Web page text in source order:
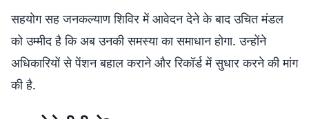
सहयोग सह जनकल्याण शिविर में आवेदन देने के बाद उचित मंडल
को उम्मीद है कि अब उनकी समस्या का समाधान होगा. उन्होंने
अधिकारियों से पेंशन बहाल कराने और रिकॉर्ड में सुधार करने की मांग
की है.